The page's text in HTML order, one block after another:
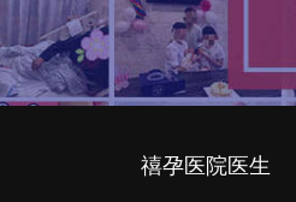
禧孕医院医生